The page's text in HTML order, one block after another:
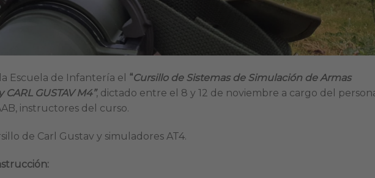
Escuela de Infantería el “Cursillo de Sistemas de Simulación de Armas
GUSTAV M4”, dictado entre el 8 y 12 de noviembre a cargo del
instructores del curso.
de Carl Gustav y simuladores AT4.